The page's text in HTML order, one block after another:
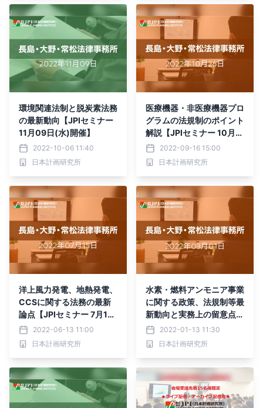
環境関連法制と脱炭素法務
の最新動向【JPIセミナー
11月09日(水)開催】
2022-10-06 11:40
日本計画研究所
医療機器・非医療機器プロ
グラムの法規制のポイント
解説【JPIセミナー 10月2
6日(水)開催】
2022-09-16 15:00
日本計画研究所
洋上風力発電、地熱発電、
CCSに関する法務の最新
論点【JPIセミナー 7月15
日(金)開催】
2022-06-13 11:00
日本計画研究所
水素・燃料アンモニア事業
に関する政策、法規制等最
新動向と実務上の留意点
【JPIセミナー 3月01日
(火)開催】
2022-01-13 11:30
日本計画研究所